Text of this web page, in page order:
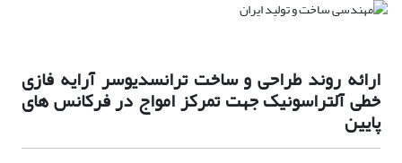
ارائه روند طراحی و ساخت ترانسدیوسر آرایه فازی
خطی آلتراسونیک جهت تمرکز امواج در فرکانس های
پایین